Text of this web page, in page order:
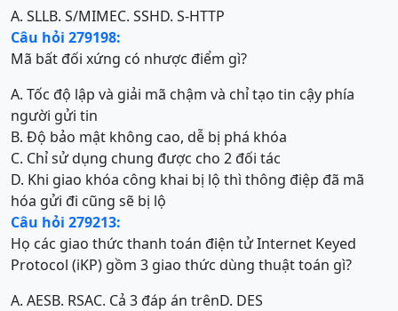
A. SLLB. S/MIMEC. SSHD. S-HTTP
Câu hỏi 279198:
Mã bất đối xứng có nhược điểm gì?
A. Tốc độ lập và giải mã chậm và chỉ tạo tin cậy phía
người gửi tin
B. Độ bảo mật không cao, dễ bị phá khóa
C. Chỉ sử dụng chung được cho 2 đối tác
D. Khi giao khóa công khai bị lộ thì thông điệp đã mã
hóa gửi đi cũng sẽ bị lộ
Câu hỏi 279213:
Họ các giao thức thanh toán điện tử Internet Keyed
Protocol (iKP) gồm 3 giao thức dùng thuật toán gì?
A. AESB. RSAC. Cả 3 đáp án trênD. DES